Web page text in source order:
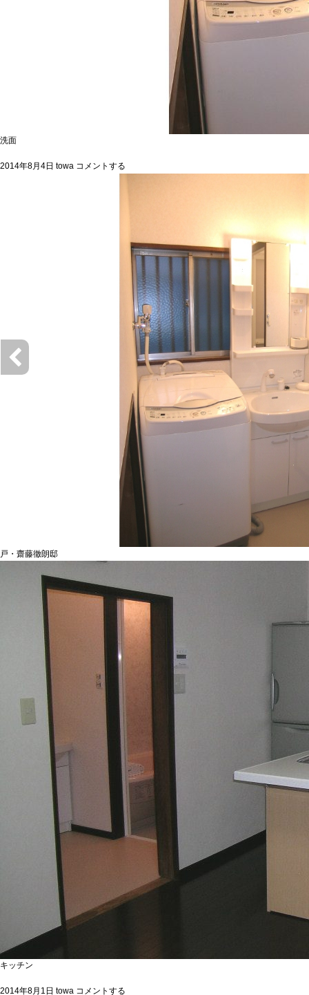
洗面
2014年8月4日 towa コメントする
戸・齋藤徹朗邸
キッチン
2014年8月1日 towa コメントする